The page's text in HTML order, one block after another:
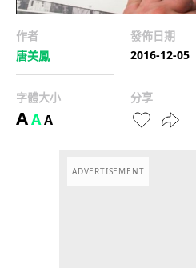
作者
唐美鳳
發佈日期
2016-12-05
字體大小
AAA
分享
ADVERTISEMENT